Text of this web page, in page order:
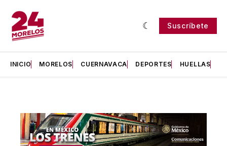
Suscríbete
INICIO MORELOS CUERNAVACA DEPORTES HUELLAS